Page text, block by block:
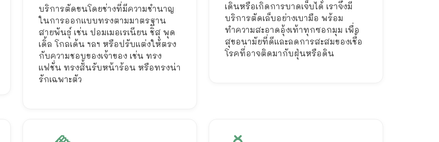
บริการตัดขนโดยช่างที่มีความชำนาญ
ในการออกแบบทรงตามมาตรฐาน
สายพันธุ์ เช่น ปอมเมอเรเนียน ชิสุ พุด
เดิ้ล โกลเด้น ฯลฯ หรือปรับแต่งให้ตรง
กับความชอบของเจ้าของ เช่น ทรง
แฟชั่น ทรงสั้นรับหน้าร้อน หรือทรงน่า
รักเฉพาะตัว
เดินหรือเกิดการบาดเจ็บได้ เราจึงมี
บริการตัดเล็บอย่างเบามือ พร้อม
ทำความสะอาดอุ้งเท้าทุกซอกมุม เพื่อ
สุขอนามัยที่ดีและลดการสะสมของเชื้อ
โรคที่อาจติดมากับฝุ่นหรือดิน